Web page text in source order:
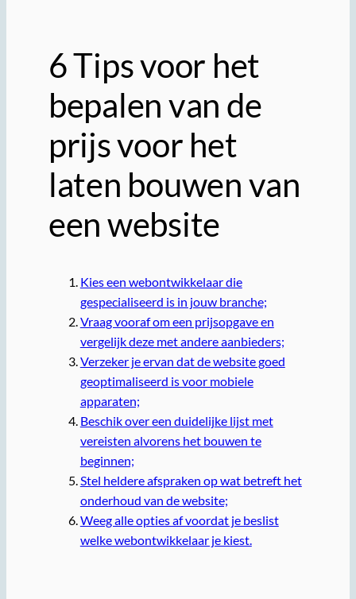
6 Tips voor het
bepalen van de
prijs voor het
laten bouwen van
een website
Kies een webontwikkelaar die
gespecialiseerd is in jouw branche;
Vraag vooraf om een prijsopgave en
vergelijk deze met andere aanbieders;
Verzeker je ervan dat de website goed
geoptimaliseerd is voor mobiele
apparaten;
Beschik over een duidelijke lijst met
vereisten alvorens het bouwen te
beginnen;
Stel heldere afspraken op wat betreft het
onderhoud van de website;
Weeg alle opties af voordat je beslist
welke webontwikkelaar je kiest.